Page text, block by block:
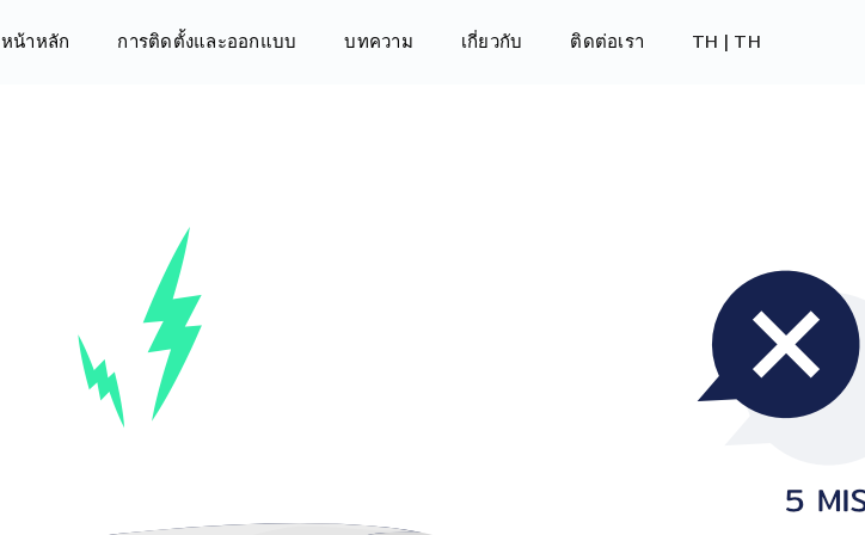
หน้าหลัก การติดตั้งและออกแบบ บทความ เกี่ยวกับ ติดต่อเรา TH | TH